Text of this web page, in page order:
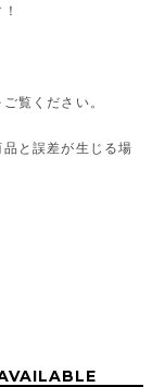
覧ください。
と誤差が生じる場